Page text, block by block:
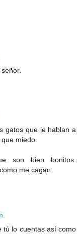
gatos que le hablan a
miedo.
son bien bonitos.
me cagan.
tú lo cuentas así como